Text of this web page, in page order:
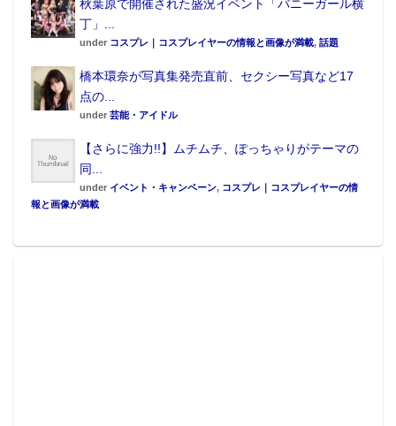
秋葉原で開催された盛況イベント「バニーガール横
丁」...
under コスプレ｜コスプレイヤーの情報と画像が満載, 話題
橋本環奈が写真集発売直前、セクシー写真など17
点の...
under 芸能・アイドル
【さらに強力!!】ムチムチ、ぽっちゃりがテーマの
同...
under イベント・キャンペーン, コスプレ｜コスプレイヤーの情
報と画像が満載